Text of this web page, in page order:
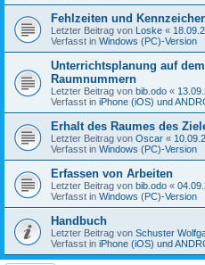
Fehlzeiten und
Letzter Beitrag von Loske «
Verfasst in Windows (PC)-Version
Unterrichtsplanung auf
Raumnummern
Letzter Beitrag von bib.odo «
Verfasst in iPhone (iOS) und
Erhalt des Raumes des
Letzter Beitrag von Oscar «
Verfasst in Windows (PC)-Version
Erfassen von Arbeiten
Letzter Beitrag von bib.odo «
Verfasst in Windows (PC)-Version
Handbuch
Letzter Beitrag von Schuster
Verfasst in iPhone (iOS) und